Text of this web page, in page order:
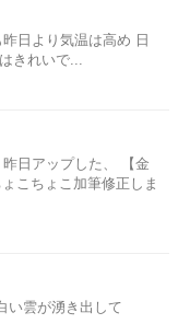
より気温は高め 日
きれいで...
日アップした、 【金
こちょこ加筆修正しま
い雲が湧き出して